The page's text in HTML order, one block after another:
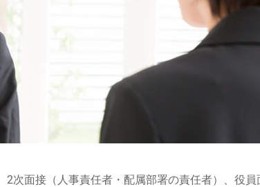
次面接（人事責任者・配属部署の責任者）、役員